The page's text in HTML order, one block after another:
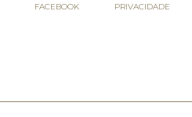
FACEBOOK PRIVACIDADE